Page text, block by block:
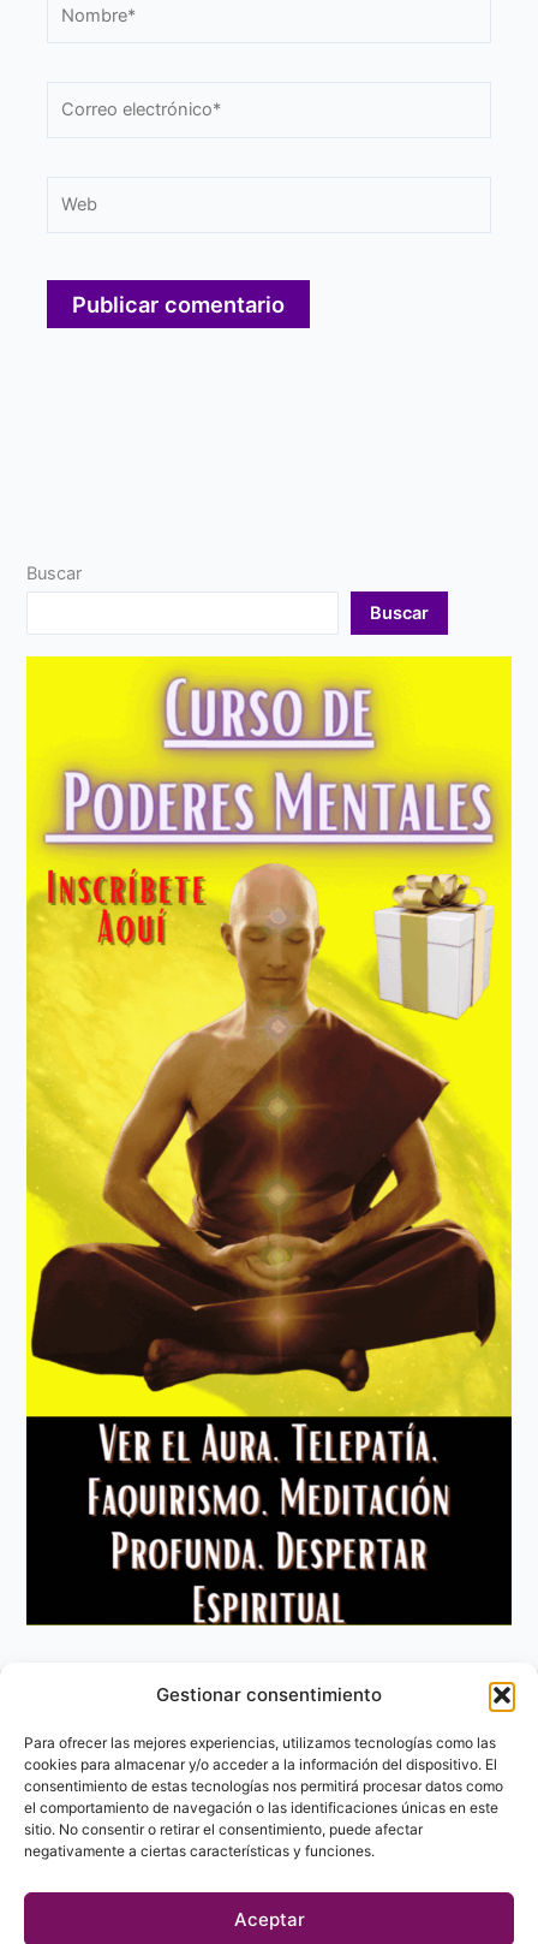
Gestionar consentimiento
Para ofrecer las mejores experiencias, utilizamos tecnologías como las
cookies para almacenar y/o acceder a la información del dispositivo. El
consentimiento de estas tecnologías nos permitirá procesar datos como
el comportamiento de navegación o las identificaciones únicas en este
sitio. No consentir o retirar el consentimiento, puede afectar
negativamente a ciertas características y funciones.
Aceptar
electrónico*
Buscar
Buscar
Aviso Legal
Política de privacidad
Política de Cookies
Contacto